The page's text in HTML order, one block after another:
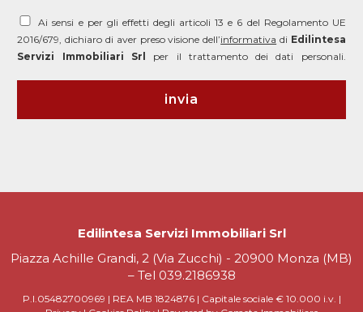
Ai sensi e per gli effetti degli articoli 13 e 6 del Regolamento UE
2016/679, dichiaro di aver preso visione dell’informativa di Edilintesa
Servizi Immobiliari Srl
per il trattamento dei dati personali.
Edilintesa Servizi Immobiliari Srl
Piazza Achille Grandi, 2 (Via Zucchi) - 20900 Monza (MB)
– Tel 039.2186938
P.I.05482700969 | REA MB 1824876 | Capitale sociale € 10.000 i.v. |